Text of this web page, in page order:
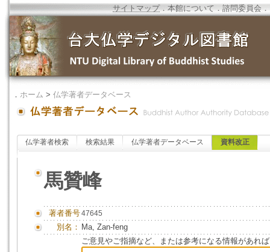
サイトマップ．本館について ．諮問委員会 ．
． ホーム > 仏学著者データベース
仏学著者検索 検索結果 仏学著者データベース 資料改正
馬贊峰
著者番号47645
別名： Ma, Zan-feng
ご意見やご指摘など、または参考になる情報があれ